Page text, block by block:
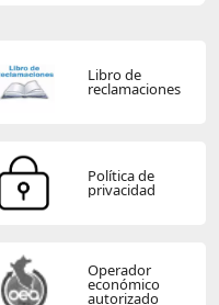
Libro de
reclamaciones
Política de
privacidad
Operador
económico
autorizado